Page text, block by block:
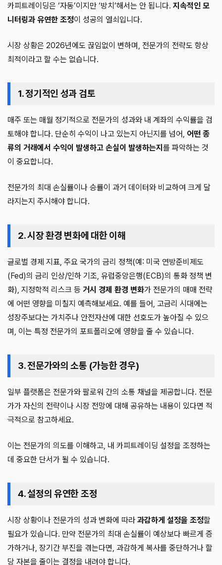
카피트레이딩은 ‘자동’이지만 ‘방치’해서는 안 됩니다. 지속적인 모
니터링과 유연한 조정이 성공의 열쇠입니다.
시장 상황은 2026년에도 끊임없이 변하며, 전문가의 전략도 항상
최적이라고 할 수는 없습니다.
1. 정기적인 성과 검토
매주 또는 매월 정기적으로 전문가의 성과와 내 계좌의 수익률을 검
토해야 합니다. 단순히 수익이 나고 있는지 아닌지를 넘어, 어떤 종
류의 거래에서 수익이 발생하고 손실이 발생하는지 를 파악하는 것
이 중요합니다.
전문가의 최대 손실률이나 승률이 과거 데이터와 비교하여 크게 달
라지는지 주시해야 합니다.
2. 시장 환경 변화에 대한 이해
글로벌 경제 지표, 주요 국가의 금리 정책(예: 미국 연방준비제도
(Fed)의 금리 인상/인하 기조, 유럽중앙은행(ECB)의 통화 정책 변
화), 지정학적 리스크 등 거시 경제 환경 변화가 전문가의 매매 전략
에 어떤 영향을 미칠지 예측해보세요. 예를 들어, 고금리 시대에는
성장주보다는 가치주나 안전자산에 대한 선호도가 높아질 수 있으
며, 이는 특정 전문가의 포트폴리오에 영향을 줄 수 있습니다.
3. 전문가와의 소통 (가능한 경우)
일부 플랫폼은 전문가와 팔로워 간의 소통 채널을 제공합니다. 전문
가가 자신의 전략이나 시장 전망에 대해 공유하는 내용이 있다면 적
극적으로 참고하세요.
이는 전문가의 의도를 이해하고, 내 카피트레이딩 설정을 조정하는
데 중요한 단서가 될 수 있습니다.
4. 설정의 유연한 조정
시장 상황이나 전문가의 성과 변화에 따라 과감하게 설정을 조정할
필요가 있습니다. 만약 전문가의 최대 손실률이 예상보다 빠르게 증
가하거나, 장기간 부진을 겪는다면, 과감하게 복사를 중단하거나 할
당 자본을 줄이는 결정을 내려야 합니다.